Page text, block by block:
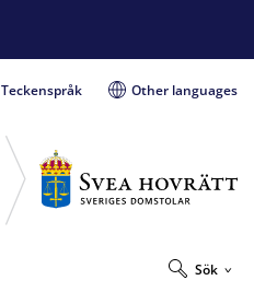
Teckenspråk Other languages
Sök